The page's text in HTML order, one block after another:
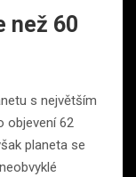
než 60
s největším
objevení 62
planeta se